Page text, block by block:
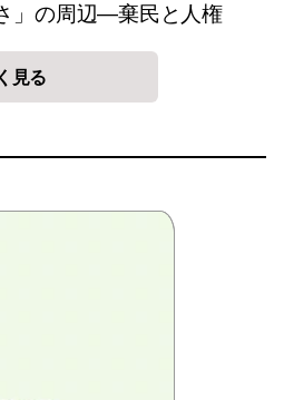
」の周辺—棄民と人権
見る